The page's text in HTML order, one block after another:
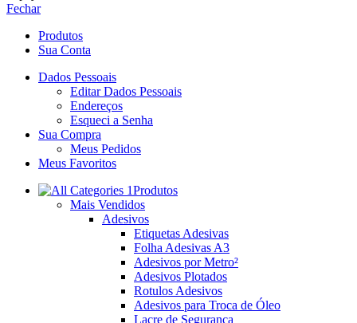
Fechar
Produtos
Sua Conta
Dados Pessoais
Editar Dados Pessoais
Endereços
Esqueci a Senha
Sua Compra
Meus Pedidos
Meus Favoritos
Produtos
Mais Vendidos
Adesivos
Etiquetas Adesivas
Folha Adesivas A3
Adesivos por Metro²
Adesivos Plotados
Rotulos Adesivos
Adesivos para Troca de Óleo
Lacre de Segurança